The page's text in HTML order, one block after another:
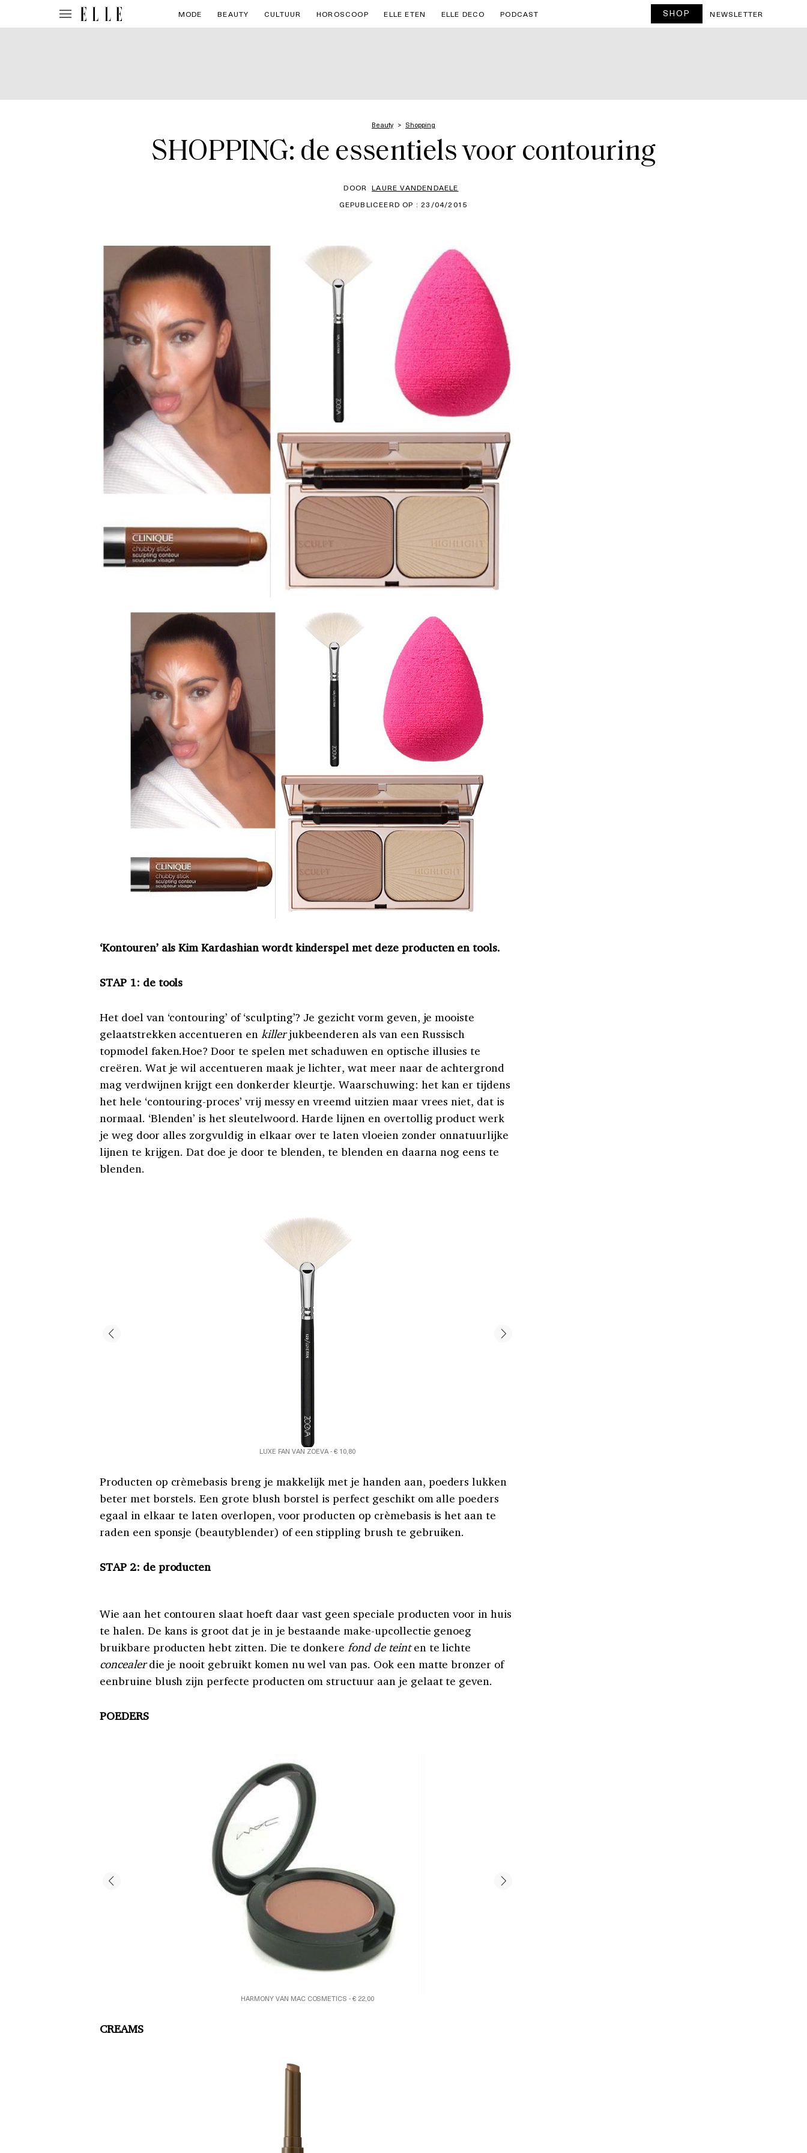
MODE BEAUTY CULTUUR HOROSCOOP ELLE ETEN ELLE DECO PODCAST SHOP NEWSLETTER
Beauty Shopping
SHOPPING: de essentiels voor contouring
DOOR LAURE VANDENDAELE
GEPUBLICEERD OP : 23/04/2015
‘Kontouren’ als Kim Kardashian wordt kinderspel met deze producten en tools.
STAP 1: de tools
Het doel van ‘contouring’ of ‘sculpting’? Je gezicht vorm geven, je mooiste
gelaatstrekken accentueren en killerjukbeenderen als van een Russisch
topmodel faken.Hoe? Door te spelen met schaduwen en optische illusies te
creëren. Wat je wil accentueren maak je lichter, wat meer naar de achtergrond
mag verdwijnen krijgt een donkerder kleurtje. Waarschuwing: het kan er tijdens
het hele ‘contouring-proces’ vrij messy en vreemd uitzien maar vrees niet, dat is
normaal. ‘Blenden’ is het sleutelwoord. Harde lijnen en overtollig product werk
je weg door alles zorgvuldig in elkaar over te laten vloeien zonder onnatuurlijke
lijnen te krijgen. Dat doe je door te blenden, te blenden en daarna nog eens te
blenden.
LUXE FAN VAN ZOEVA - € 10,80
Producten op crèmebasis breng je makkelijk met je handen aan, poeders lukken
beter met borstels. Een grote blush borstel is perfect geschikt om alle poeders
egaal in elkaar te laten overlopen, voor producten op crèmebasis is het aan te
raden een sponsje (beautyblender) of een stippling brush te gebruiken.
STAP 2: de producten
Wie aan het contouren slaat hoeft daar vast geen speciale producten voor in huis
te halen. De kans is groot dat je in je bestaande make-upcollectie genoeg
bruikbare producten hebt zitten. Die te donkerefond de teinten te lichte
concealerdie je nooit gebruikt komen nu wel van pas. Ook een matte bronzer of
eenbruine blush zijn perfecte producten om structuur aan je gelaat te geven.
POEDERS
HARMONY VAN MAC COSMETICS - € 22,00
CREAMS